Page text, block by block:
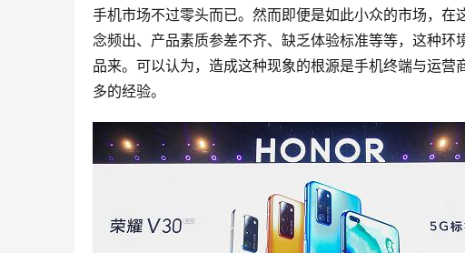
手机市场不过零头而已。然而即便是如此小众的市场，
念频出、产品素质参差不齐、缺乏体验标准等等，这种
品来。可以认为，造成这种现象的根源是手机终端与运
多的经验。